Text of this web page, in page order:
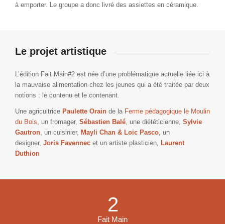
à emporter. Le groupe a donc livré des assiettes en céramique.
Le projet artistique
L’édition Fait Main#2 est née d’une problématique actuelle liée ici à
la mauvaise alimentation chez les jeunes qui a été traitée par deux
notions : le contenu et le contenant.
Une agricultrice Paulette Orain de la Ferme pédagogique le Moulin
du Bois , un fromager, Sébastien Balé , une diététicienne, Sylvie
Gautron , un cuisinier, Mayli Chan & Loic Pasco , un
designer, Joris Favennec et un artiste plasticien, Laurent
Duthion
2
Fait Main